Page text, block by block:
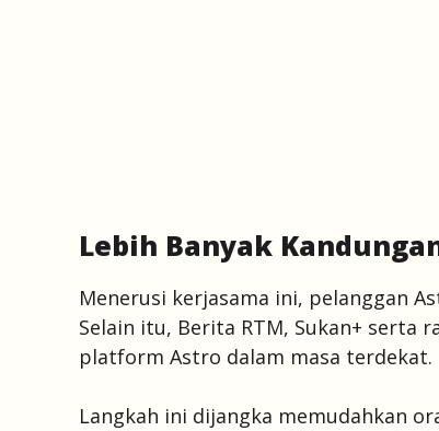
Lebih Banyak
Menerusi kerjasama ini, pelanggan
Selain itu, Berita RTM, Sukan+ serta
platform Astro dalam masa terdekat.
Langkah ini dijangka memudahkan